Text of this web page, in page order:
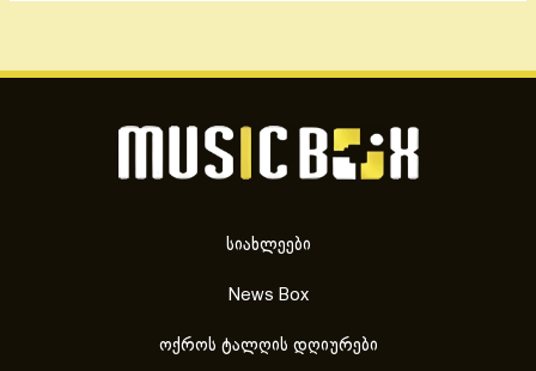
სიახლეები
News Box
ოქროს ტალღის დღიურები